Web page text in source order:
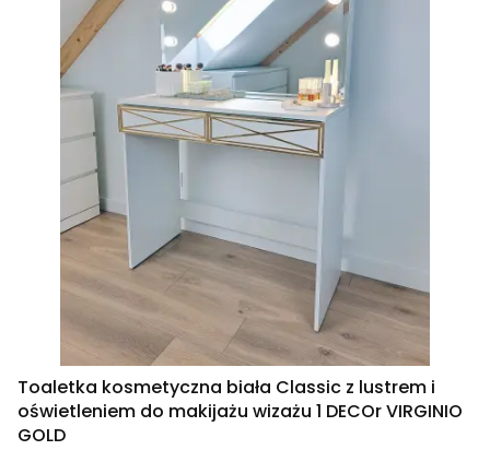
Toaletka kosmetyczna biała Classic z lustrem i
oświetleniem do makijażu wizażu 1 DECOr VIRGINIO
GOLD